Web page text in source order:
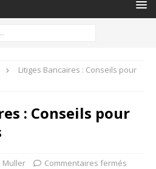
Litiges Bancaires : Conseils pour
: Conseils pour
Muller Commentaires fermés